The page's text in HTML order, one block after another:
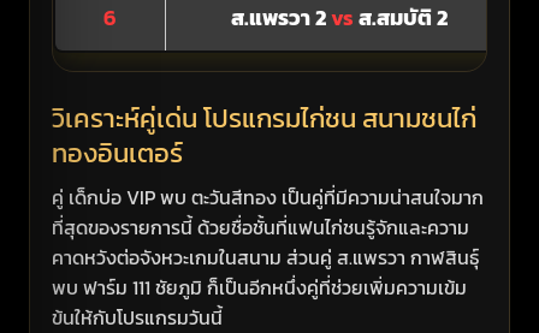
6 ส.แพรวา 2vsส.สมบัติ 2
วิเคราะห์คู่เด่น โปรแกรมไก่ชน สนามชนไก่
ทองอินเตอร์
คู่ เด็กบ่อ VIP พบ ตะวันสีทอง เป็นคู่ที่มีความน่าสนใจมาก
ที่สุดของรายการนี้ ด้วยชื่อชั้นที่แฟนไก่ชนรู้จักและความ
คาดหวังต่อจังหวะเกมในสนาม ส่วนคู่ ส.แพรวา กาฬสินธุ์
พบ ฟาร์ม 111 ชัยภูมิ ก็เป็นอีกหนึ่งคู่ที่ช่วยเพิ่มความเข้ม
ข้นให้กับโปรแกรมวันนี้